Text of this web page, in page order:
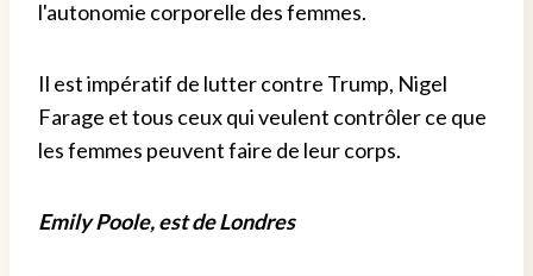
l'autonomie corporelle des femmes.
Il est impératif de lutter contre Trump, Nigel
Farage et tous ceux qui veulent contrôler ce que
les femmes peuvent faire de leur corps.
Emily Poole, est de Londres